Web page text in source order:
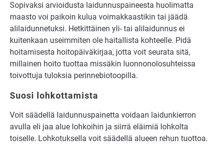
Sopivaksi arvioidusta laidunnuspaineesta huolimatta
maasto voi paikoin kulua voimakkaastikin tai jäädä
alilaidunnetuksi. Hetkittäinen yli- tai alilaidunnus ei
kuitenkaan useimmiten ole haitallista kohteelle. Pidä
hoitamisesta hoitopäiväkirjaa, jotta voit seurata sitä,
millainen hoito tuottaa missäkin luonnonolosuhteissa
toivottuja tuloksia perinnebiotoopilla.
Suosi lohkottamista
Voit säädellä laidunnuspainetta voidaan laidunkierron
avulla eli jaa alue lohkoihin ja siirrä eläimiä lohkolta
toiselle. Lohkotuksella voit säädellä alueen rehun tuottoa.